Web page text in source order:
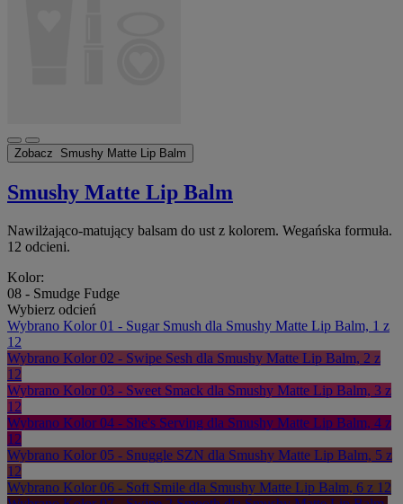
Zobacz Smushy Matte Lip Balm
Smushy Matte Lip Balm
Nawilżająco-matujący balsam do ust z kolorem. Wegańska formuła.
12 odcieni.
Kolor:
08 - Smudge Fudge
Wybierz odcień
Wybrano Kolor 01 - Sugar Smush dla Smushy Matte Lip Balm, 1 z
12
Wybrano Kolor 02 - Swipe Sesh dla Smushy Matte Lip Balm, 2 z
12
Wybrano Kolor 03 - Sweet Smack dla Smushy Matte Lip Balm, 3 z
12
Wybrano Kolor 04 - She's Serving dla Smushy Matte Lip Balm, 4 z
12
Wybrano Kolor 05 - Snuggle SZN dla Smushy Matte Lip Balm, 5 z
12
Wybrano Kolor 06 - Soft Smile dla Smushy Matte Lip Balm, 6 z 12